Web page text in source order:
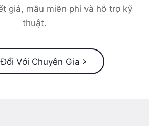
giá, mẫu miễn phí và hỗ trợ kỹ
thuật.
Với Chuyên Gia